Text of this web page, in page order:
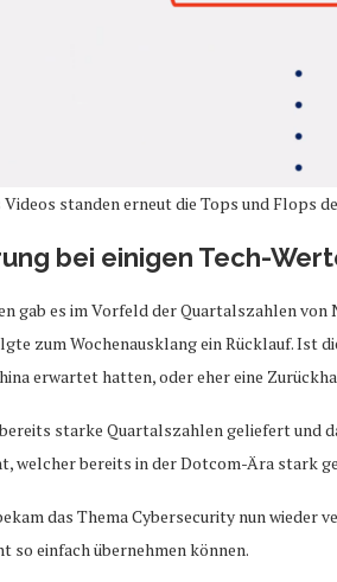
standen erneut die Tops und Flops
bei einigen Tech-
gab es im Vorfeld der Quartalszahlen
zum Wochenausklang ein Rücklauf. Ist
erwartet hatten, oder eher eine
starke Quartalszahlen geliefert und
welcher bereits in der Dotcom-Ära stark
das Thema Cybersecurity nun
so einfach übernehmen können.